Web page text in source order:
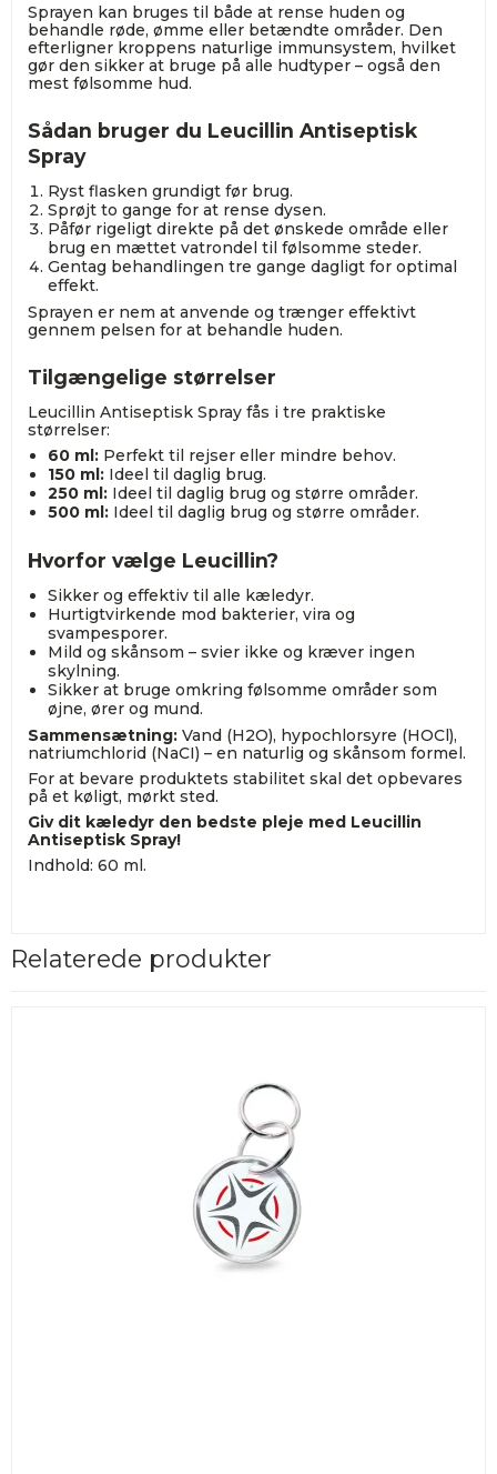
Sprayen kan bruges til både at rense huden og
behandle røde, ømme eller betændte områder. Den
efterligner kroppens naturlige immunsystem, hvilket
gør den sikker at bruge på alle hudtyper – også den
mest følsomme hud.
Sådan bruger du Leucillin Antiseptisk
Spray
Ryst flasken grundigt før brug.
Sprøjt to gange for at rense dysen.
Påfør rigeligt direkte på det ønskede område eller
brug en mættet vatrondel til følsomme steder.
Gentag behandlingen tre gange dagligt for optimal
effekt.
Sprayen er nem at anvende og trænger effektivt
gennem pelsen for at behandle huden.
Tilgængelige størrelser
Leucillin Antiseptisk Spray fås i tre praktiske
størrelser:
60 ml:Perfekt til rejser eller mindre behov.
150 ml:Ideel til daglig brug.
250 ml:Ideel til daglig brug og større områder.
500 ml:Ideel til daglig brug og større områder.
Hvorfor vælge Leucillin?
Sikker og effektiv til alle kæledyr.
Hurtigtvirkende mod bakterier, vira og
svampesporer.
Mild og skånsom – svier ikke og kræver ingen
skylning.
Sikker at bruge omkring følsomme områder som
øjne, ører og mund.
Sammensætning: Vand (H2O), hypochlorsyre (HOCl),
natriumchlorid (NaCI) – en naturlig og skånsom formel.
For at bevare produktets stabilitet skal det opbevares
på et køligt, mørkt sted.
Giv dit kæledyr den bedste pleje med Leucillin
Antiseptisk Spray!
Indhold: 60 ml.
Relaterede produkter